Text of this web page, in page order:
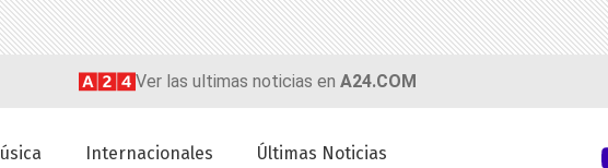
Ver las ultimas noticias en A24.COM
Internacionales Últimas Noticias